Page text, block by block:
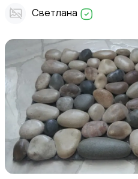
Светлана